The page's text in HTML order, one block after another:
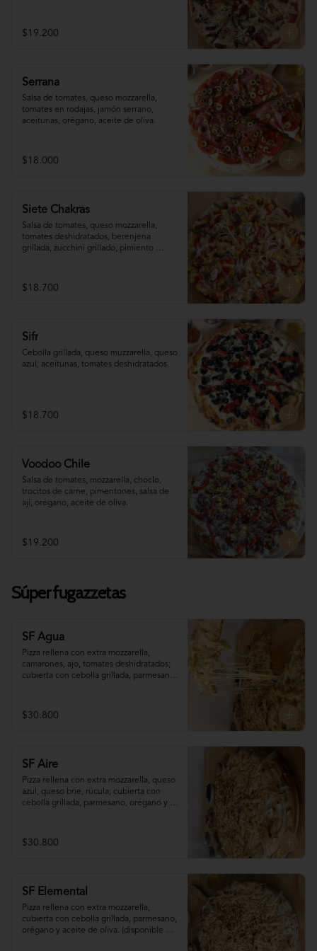
$19.200
Serrana
Salsa de tomates, queso mozzarella,
tomates en rodajas, jamón serrano,
aceitunas, orégano, aceite de oliva.
$18.000
Siete Chakras
Salsa de tomates, queso mozzarella,
tomates deshidratados, berenjena
grillada, zucchini grillado, pimiento
$18.700
Sifr
Cebolla grillada, queso muzzarella, queso
azul, aceitunas, tomates deshidratados.
$18.700
Voodoo Chile
Salsa de tomates, mozzarella, choclo,
trocitos de carne, pimentones, salsa de
ají, orégano, aceite de oliva.
$19.200
Súper fugazzetas
SF Agua
Pizza rellena con extra mozzarella,
camarones, ajo, tomates deshidratados;
cubierta con cebolla grillada, parmesano,
menos) 90 minutos de antelación)
$30.800
SF Aire
Pizza rellena con extra mozzarella, queso
azul, queso brie, rúcula; cubierta con
cebolla grillada, parmesano, orégano y
minutos de antelación)
$30.800
SF Elemental
Pizza rellena con extra mozzarella,
cubierta con cebolla grillada, parmesano,
orégano y aceite de oliva. (disponible